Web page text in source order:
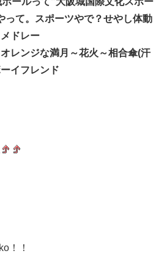
って。スポーツやで？せやし体動
ドレー
レンジな満月～花火～相合傘(汗
イフレンド
！！